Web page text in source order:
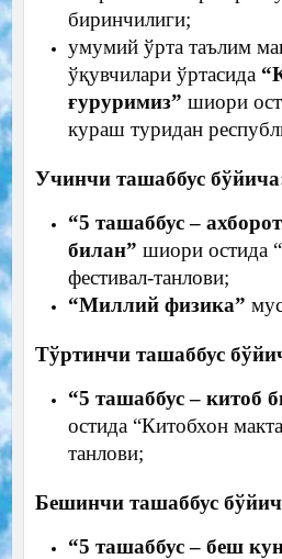
биринчилиги;
умумий ўрта таълим
ўқувчилари ўртасида
ғуруримиз” шиори
кураш туридан
Учинчи ташаббус
“5 ташаббус –
билан” шиори остида
фестивал-танлови;
“Миллий физика”
Тўртинчи ташаббус
“5 ташаббус – китоб
остида “Китобхон
танлови;
Бешинчи ташаббус
“5 ташаббус – беш